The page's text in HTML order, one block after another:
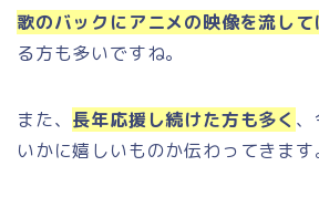
歌のバックにアニメの映像を流して
る方も多いですね。
また、 長年応援し続けた方も多く
いかに嬉しいものか伝わってきます